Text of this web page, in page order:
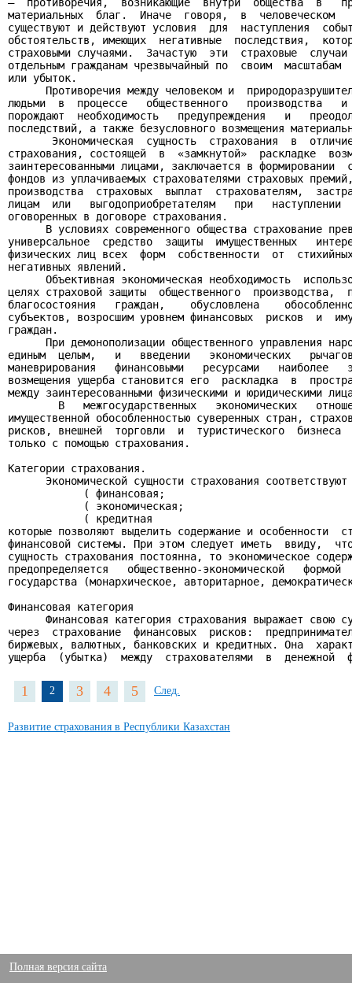
материальных  благ.  Иначе  говоря,  в  человеческом
существуют и действуют условия  для  наступления
обстоятельств, имеющих  негативные  последствия,
страховыми случаями.  Зачастую  эти  страховые
отдельным гражданам чрезвычайный по  своим  масштабам
или убыток.
Противоречия между человеком и
людьми  в  процессе   общественного   производства   и
порождают  необходимость   предупреждения   и
последствий, а также безусловного возмещения
Экономическая  сущность  страхования  в
страхования, состоящей  в  «замкнутой»  раскладке
заинтересованными лицами, заключается в формировании
фондов из уплачиваемых страхователями страховых
производства  страховых  выплат  страхователям,
лицам  или   выгодоприобретателям   при   наступлении
оговоренных в договоре страхования.
В условиях современного общества страхование
универсальное  средство  защиты  имущественных
физических лиц всех  форм  собственности  от
негативных явлений.
Объективная экономическая необходимость
целях страховой защиты  общественного  производства,
благосостояния   граждан,    обусловлена
субъектов, возросшим уровнем финансовых  рисков  и
граждан.
При демонополизации общественного управления
единым  целым,   и   введении   экономических
маневрирования   финансовыми   ресурсами   наиболее
возмещения ущерба становится его  раскладка  в
между заинтересованными физическими и юридическими
В   межгосударственных   экономических
имущественной обособленностью суверенных стран,
рисков, внешней  торговли  и  туристического  бизнеса
только с помощью страхования.
Категории страхования.
Экономической сущности страхования
            ( финансовая;
            ( экономическая;
            ( кредитная
которые позволяют выделить содержание и особенности
финансовой системы. При этом следует иметь  ввиду,
сущность страхования постоянна, то экономическое
предопределяется   общественно-экономической
государства (монархическое, авторитарное,
Финансовая категория
Финансовая категория страхования выражает свою
через  страхование  финансовых  рисков:
биржевых, валютных, банковских и кредитных. Она
1 2 3 4 5 След.
Развитие страхования в Республики Казахстан
Полная версия сайта